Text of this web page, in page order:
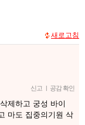
새로고침
신고 | 공감 확인
제하고 궁성 바이
마도 집중의기원 삭